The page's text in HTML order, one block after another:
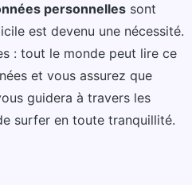
personnelles sont
est devenu une nécessité.
: tout le monde peut lire ce
et vous assurez que
guidera à travers les
surfer en toute tranquillité.